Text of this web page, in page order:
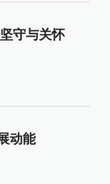
守与关怀
动能